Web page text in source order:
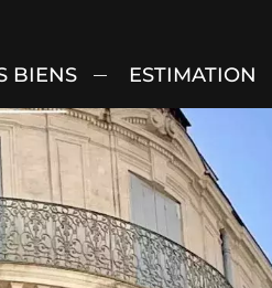
BIENS ESTIMATION